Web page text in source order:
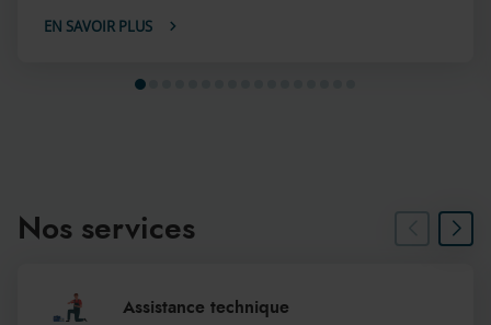
EN SAVOIR PLUS
Nos services
Assistance technique